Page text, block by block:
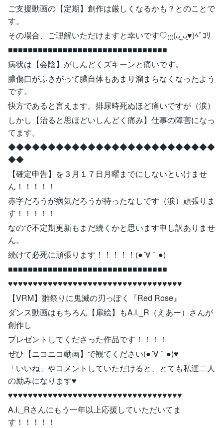
ご支援動画の【定期】創作は厳しくなるかも？とのことで
す。
その場合、ご理解いただけますと幸いです♡₍₍₍(ᴗ͈ˬᴗ͈♥︎)ﾍﾟｺﾘ
■■■■■■■■■■■■■■■■■■■■■■■■■■■■■■■■
病状は【会陰】がしんどくズキーンと痛いです。
膿傷口がふさがって膿自体もあまり溜まらなくなったよう
です。
快方であると言えます。排尿時死ぬほど痛いですが（涙）
しかし【治ると思ほどいしんどく痛み】仕事の障害になっ
てます。
◆◆◆◆◆◆◆◆◆◆◆◆◆◆◆◆◆◆◆◆◆◆◆◆◆◆
◆◆
【確定申告】を３月１７日月曜までにしないといけませ
ん！！！！！
赤字だろうが病気だろうが待ったなしです（涙）頑張りま
す！！！！！
なので不定期更新もまだ続くかと思います申し訳ありませ
ん。
続けて必死に頑張ります！！！！！(●´∀｀●)
■■■■■■■■■■■■■■■■■■■■■■■■■■■■■■■■
♥♥♥♥♥♥♥♥♥♥♥♥♥♥♥♥♥♥♥♥♥♥♥♥♥♥♥♥♥♥♥♥♥♥♥
【VRM】雛祭りに鬼滅の刃っぽく『Red Rose』
ダンス動画はもちろん【扉絵】もA.I._R（えあー）さんが
創作し
プレゼントしてくださった作品です！！！！
ぜひ【ニコニコ動画】で観てください(●´∀｀●)♥
「いいね」やコメントしていただけると、とても私達二人
の励みになります♥
♥♥♥♥♥♥♥♥♥♥♥♥♥♥♥♥♥♥♥♥♥♥♥♥♥♥♥♥♥♥♥♥♥♥♥
A.I._Rさんにもう一年以上応援していただいてま
す！！！！！